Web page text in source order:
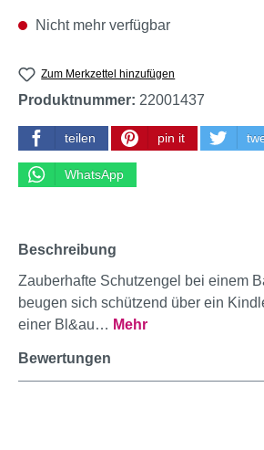
Nicht mehr verfügbar
Zum Merkzettel hinzufügen
Produktnummer: 22001437
teilen pin it
WhatsApp
Beschreibung
Zauberhafte Schutzengel bei einem
beugen sich schützend über ein
einer Bl&au… Mehr
Bewertungen